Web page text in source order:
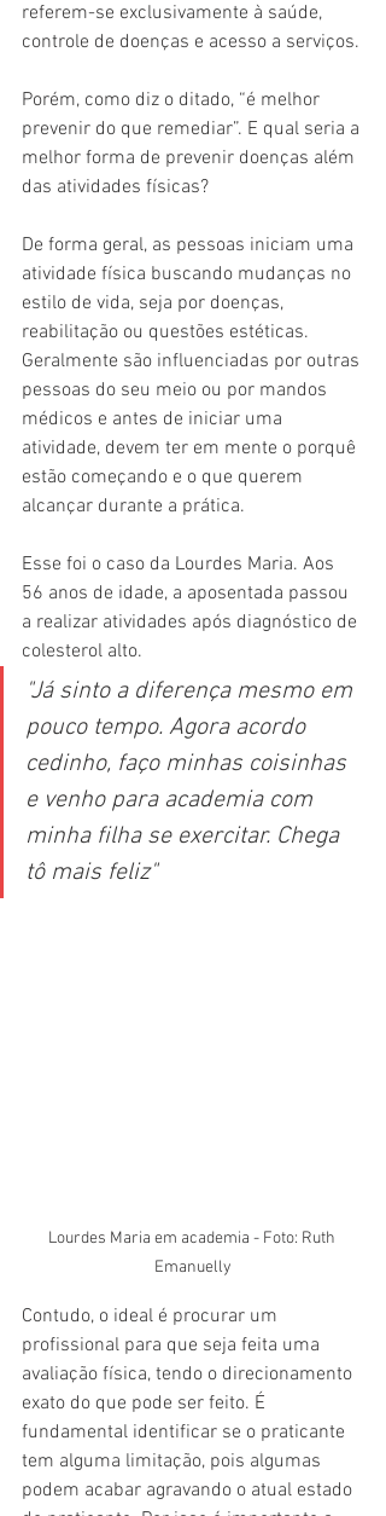
referem-se exclusivamente à saúde,
controle de doenças e acesso a serviços.
Porém, como diz o ditado, “é melhor
prevenir do que remediar”. E qual seria a
melhor forma de prevenir doenças além
das atividades físicas?
De forma geral, as pessoas iniciam uma
atividade física buscando mudanças no
estilo de vida, seja por doenças,
reabilitação ou questões estéticas.
Geralmente são influenciadas por outras
pessoas do seu meio ou por mandos
médicos e antes de iniciar uma
atividade, devem ter em mente o porquê
estão começando e o que querem
alcançar durante a prática.
Esse foi o caso da Lourdes Maria. Aos
56 anos de idade, a aposentada passou
a realizar atividades após diagnóstico de
colesterol alto.
"Já sinto a diferença mesmo em
pouco tempo. Agora acordo
cedinho, faço minhas coisinhas
e venho para academia com
minha filha se exercitar. Chega
tô mais feliz"
Lourdes Maria em academia - Foto: Ruth
Emanuelly
Contudo, o ideal é procurar um
profissional para que seja feita uma
avaliação física, tendo o direcionamento
exato do que pode ser feito. É
fundamental identificar se o praticante
tem alguma limitação, pois algumas
podem acabar agravando o atual estado